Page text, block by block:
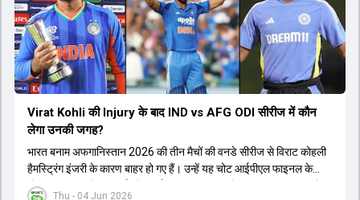
Thu - 04 Jun 2026
Virat Kohli की Injury के बाद IND vs AFG ODI सीरीज में कौन
लेगा उनकी जगह?
भारत बनाम अफगानिस्तान 2026 की तीन मैचों की वनडे सीरीज से विराट कोहली
हैमस्ट्रिंग इंजरी के कारण बाहर हो गए हैं। उन्हें यह चोट आईपीएल फाइनल के
दौरान लगी थी। रोहित शर्मा और हार्दिक पांड्या की फिटनेस पर भी अभी सवाल हैं,